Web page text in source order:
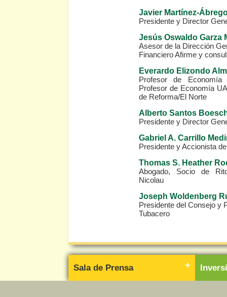
Javier Martínez-
Presidente y Director
Jesús Oswaldo Garza
Asesor de la Dirección
Financiero Afirme y
Everardo Elizondo
Profesor de
Profesor de Economía
de Reforma/El Norte
Alberto Santos
Presidente y Director
Gabriel A. Carrillo
Presidente y Accionista
Thomas S. Heather
Abogado, Socio de
Nicolau
Joseph Woldenberg
Presidente del Consejo y
Tubacero
Sala de Prensa